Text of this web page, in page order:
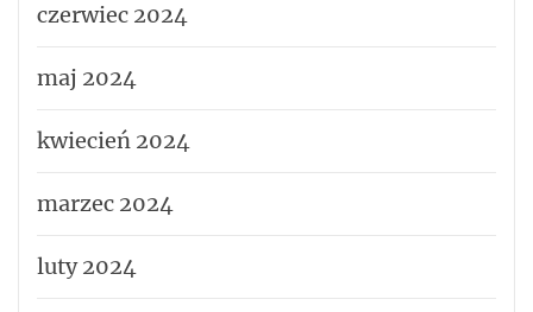
czerwiec 2024
maj 2024
kwiecień 2024
marzec 2024
luty 2024